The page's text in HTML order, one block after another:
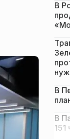
В
В
В
151